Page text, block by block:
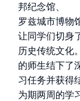
邦纪念馆、
罗兹城市博物
让同学们切身
历史传统文化
的师生结下了
习任务并获得
为期两周的学